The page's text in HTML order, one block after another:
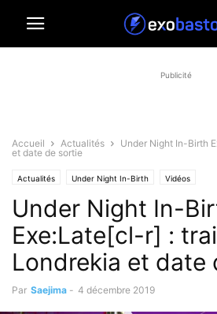
Publicité
Accueil Actualités
Under Night In-Birth
et date de sortie
Actualités Under Night In-Birth Vidéos
Under Night In-
Exe:Late[cl-r] :
Londrekia et date
Par Saejima - 4 décembre 2019